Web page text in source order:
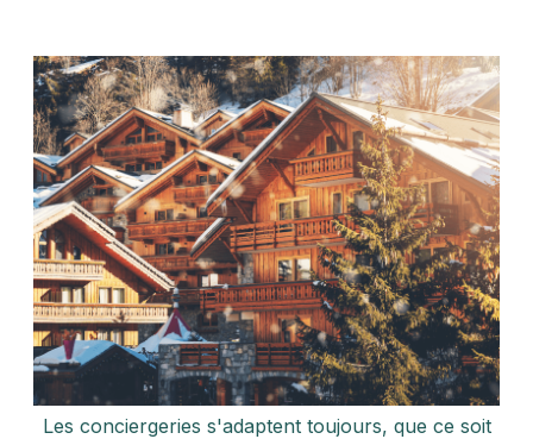
Les conciergeries s'adaptent toujours, que ce soit